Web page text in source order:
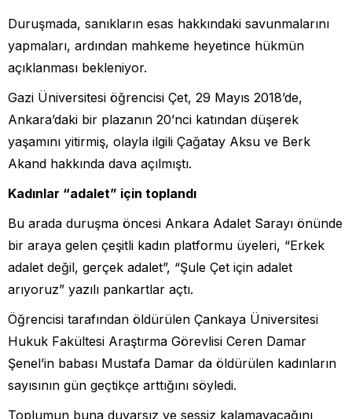
Duruşmada, sanıkların esas hakkındaki savunmalarını
yapmaları, ardından mahkeme heyetince hükmün
açıklanması bekleniyor.
Gazi Üniversitesi öğrencisi Çet, 29 Mayıs 2018’de,
Ankara’daki bir plazanın 20’nci katından düşerek
yaşamını yitirmiş, olayla ilgili Çağatay Aksu ve Berk
Akand hakkında dava açılmıştı.
Kadınlar “adalet” için toplandı
Bu arada duruşma öncesi Ankara Adalet Sarayı önünde
bir araya gelen çeşitli kadın platformu üyeleri, “Erkek
adalet değil, gerçek adalet”, “Şule Çet için adalet
arıyoruz” yazılı pankartlar açtı.
Öğrencisi tarafından öldürülen Çankaya Üniversitesi
Hukuk Fakültesi Araştırma Görevlisi Ceren Damar
Şenel’in babası Mustafa Damar da öldürülen kadınların
sayısının gün geçtikçe arttığını söyledi.
Toplumun buna duyarsız ve sessiz kalamayacağını